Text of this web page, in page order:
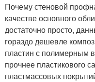
Почему стеновой
качестве основного
достаточно просто,
гораздо дешевле
пластин с полимерным
прочнее пластикового
пластмассовых